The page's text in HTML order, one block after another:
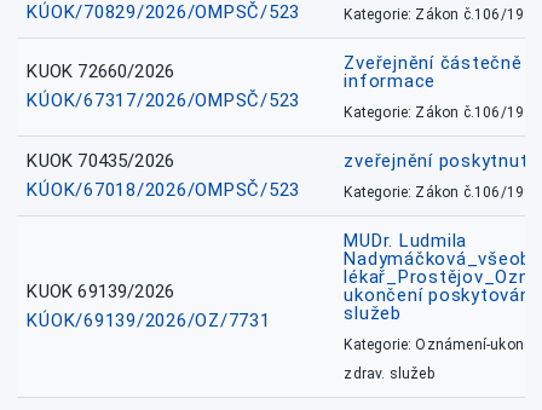
KÚOK/70829/2026/OMPSČ/523
Kategorie: Zákon č.106/1999
KUOK 72660/2026
KÚOK/67317/2026/OMPSČ/523
Zveřejnění částečně
informace
Kategorie: Zákon č.106/1999
KUOK 70435/2026
KÚOK/67018/2026/OMPSČ/523
zveřejnění
Kategorie: Zákon č.106/1999
KUOK 69139/2026
KÚOK/69139/2026/OZ/7731
MUDr. Ludmila
ukončení
služeb
Kategorie: Oznámení-
zdrav. služeb